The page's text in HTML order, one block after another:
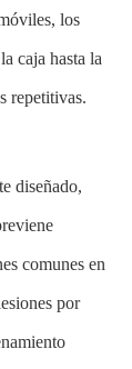
los
caja hasta la
repetitivas.
diseñado,
comunes en
por